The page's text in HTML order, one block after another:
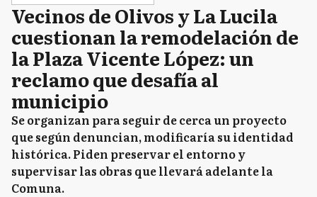
Vecinos de Olivos y La Lucila
cuestionan la remodelación de
la Plaza Vicente López: un
reclamo que desafía al
municipio
Se organizan para seguir de cerca un proyecto
que según denuncian, modificaría su identidad
histórica. Piden preservar el entorno y
supervisar las obras que llevará adelante la
Comuna.